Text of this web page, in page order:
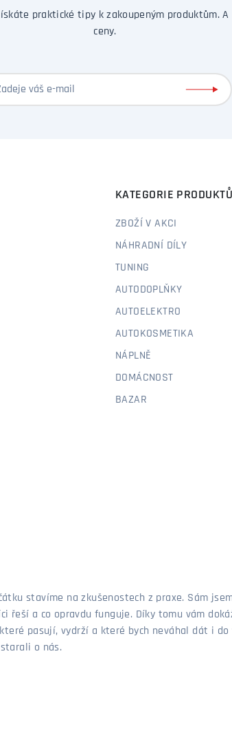
praktické tipy k zakoupeným
ceny.
KATEGORIE PRODUKTŮ
ZBOŽÍ V AKCI
NÁHRADNÍ DÍLY
TUNING
AUTODOPLŇKY
AUTOELEKTRO
AUTOKOSMETIKA
NÁPLNĚ
DOMÁCNOST
BAZAR
stavíme na zkušenostech z praxe. Sám
řeší a co opravdu funguje. Díky tomu vám
pasují, vydrží a které bych neváhal dát i
o nás.